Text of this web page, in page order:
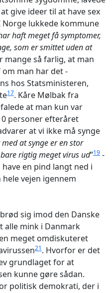
give ideer til at have sex
Norge lukkede kommune
haft meget få symptomer,
som er smittet uden at
mange så farlig, at man
man har det -
hos Statsministeren,
17. Kåre Mølbak fra
at man kun var
personer efteråret
at vi ikke må synge
at synge er en stor
rigtig meget virus ud”19 -
en pind langt ned i
vejen igennem
sig imod den Danske
alle mink i Danmark
meget omdiskuteret
21. Hvorfor er det
grundlaget for at
kunne gøre sådan.
politisk demokrati, der i